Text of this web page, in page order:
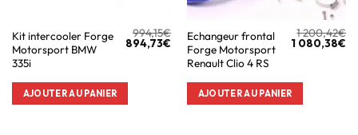
Kit intercooler Forge
Motorsport BMW
335i
994,15€
894,73€
AJOUTER AU PANIER
Echangeur frontal
Forge Motorsport
Renault Clio 4 RS
1 200,42€
1 080,38€
AJOUTER AU PANIER